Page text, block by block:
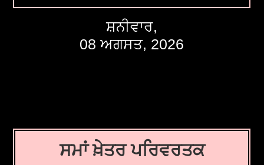
ਸ਼ਨੀਵਾਰ,
08 ਅਗਸਤ, 2026
ਸਮਾਂ ਖ਼ੇਤਰ ਪਰਿਵਰਤਕ